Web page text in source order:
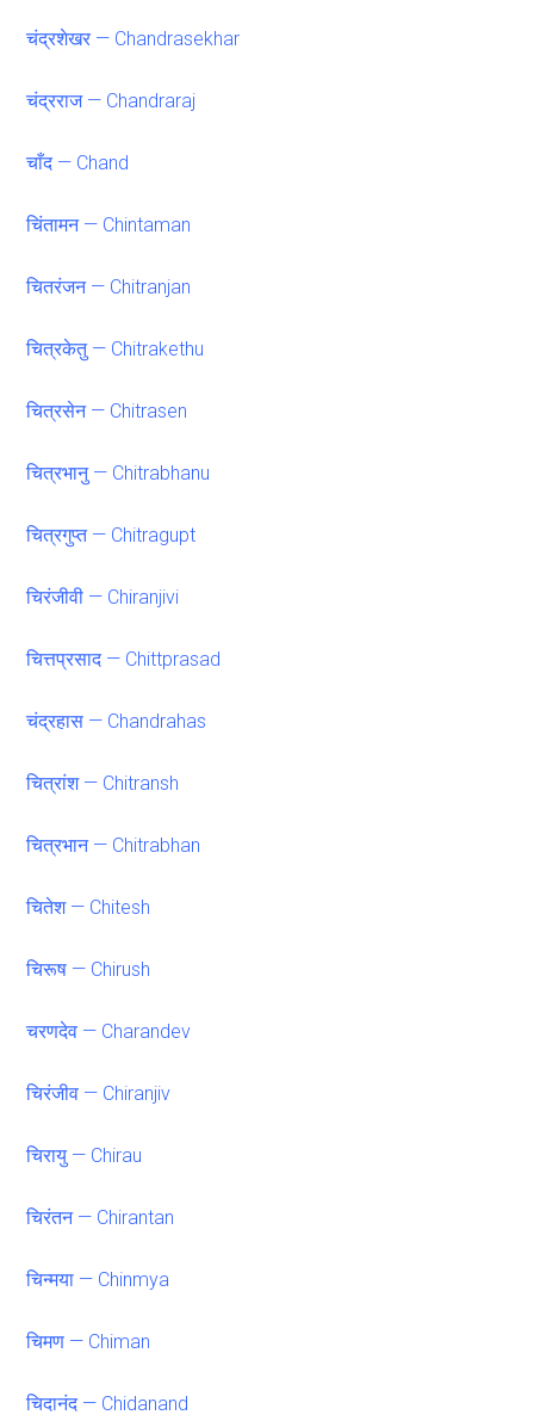
चंद्रशेखर — Chandrasekhar
चंद्रराज — Chandraraj
चाँद — Chand
चिंतामन — Chintaman
चितरंजन — Chitranjan
चित्रकेतु — Chitrakethu
चित्रसेन — Chitrasen
चित्रभानु — Chitrabhanu
चित्रगुप्त — Chitragupt
चिरंजीवी — Chiranjivi
चित्तप्रसाद — Chittprasad
चंद्रहास — Chandrahas
चित्रांश — Chitransh
चित्रभान — Chitrabhan
चितेश — Chitesh
चिरूष — Chirush
चरणदेव — Charandev
चिरंजीव — Chiranjiv
चिरायु — Chirau
चिरंतन — Chirantan
चिन्मया — Chinmya
चिमण — Chiman
चिदानंद — Chidanand